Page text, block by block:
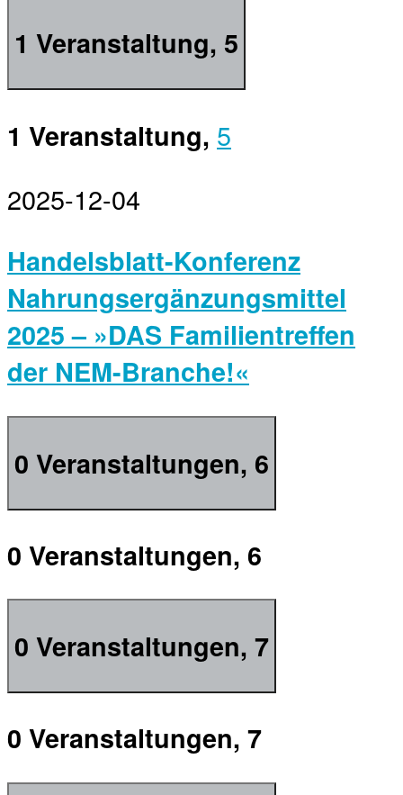
1 Veranstaltung, 5
1 Veranstaltung, 5
2025-12-04
Handelsblatt-Konferenz
Nahrungsergänzungsmittel
2025 – »DAS Familientreffen
der NEM-Branche!«
0 Veranstaltungen, 6
0 Veranstaltungen, 6
0 Veranstaltungen, 7
0 Veranstaltungen, 7